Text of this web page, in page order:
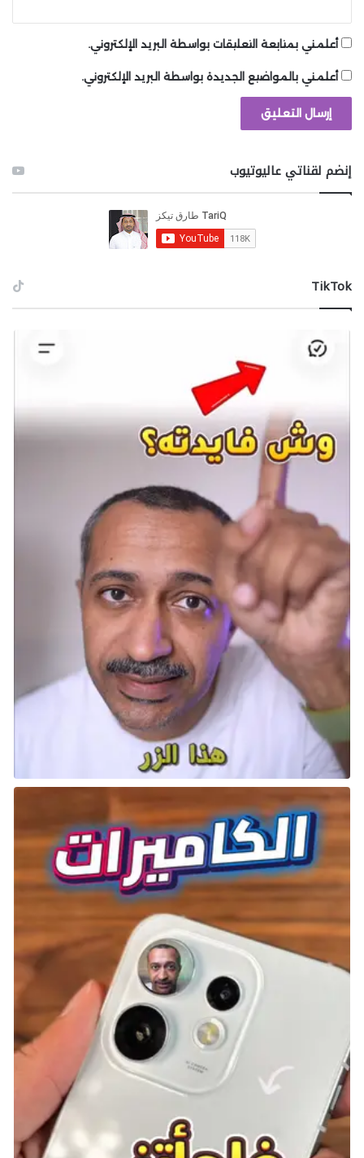
أعلمني بمتابعة التعليقات بواسطة البريد الإلكتروني.
أعلمني بالمواضيع الجديدة بواسطة البريد الإلكتروني.
إنضم لقناتي عاليوتيوب
‫TikTok